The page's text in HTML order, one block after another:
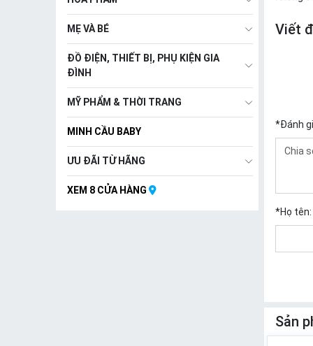
MẸ VÀ BÉ
ĐỒ ĐIỆN, THIẾT BỊ, PHỤ KIỆN GIA
ĐÌNH
MỸ PHẨM & THỜI TRANG
MINH CẦU BABY
ƯU ĐÃI TỪ HÃNG
XEM 8 CỬA HÀNG
Viết
*Đánh
*Họ tên:
Sản